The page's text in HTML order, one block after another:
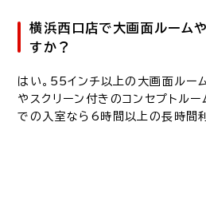
横浜西口店で大画面ルーム
すか？
はい。55インチ以上の大画面ルー
やスクリーン付きのコンセプトル
での入室なら6時間以上の長時間